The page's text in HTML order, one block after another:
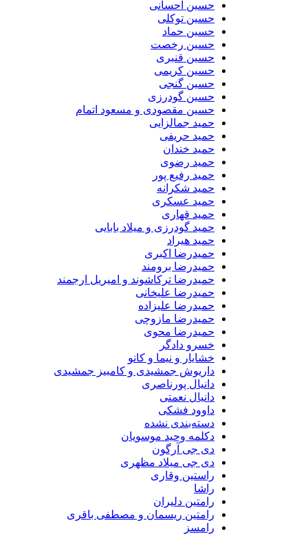
حسین احسانی
حسین توکلی
حسین حماد
حسین رخصت
حسین قنبری
حسین کریمی
حسین گنجی
حسین گودرزی
حسین مقصودی و مسعود اتمام
حمید جمالزایی
حمید حریفی
حمید خندان
حمید رضوی
حمید رفیع پور
حمید شکرانه
حمید عسکری
حمید قهاری
حمید گودرزی و میلاد بابایی
حمید هیراد
حمیدرضا اکبری
حمیدرضا برومند
حمیدرضا ترکاشوند و امیریل ارجمند
حمیدرضا علیخانی
حمیدرضا علیزاده
حمیدرضا مازوچی
حمیدرضا محوی
خسرو دادگر
خشایار و نیما و کانو
داریوش جمشیدی و کامبیز جمشیدی
دانیال پورناصری
دانیال نعمتی
داوود فشکی
دسته‌بندی نشده
دکلمه وحید موسویان
دی جی آرگون
دی جی میلاد مظهری
راستین وقاری
رامتین دلیران
رامتین ریسمان و مصطفی باقری